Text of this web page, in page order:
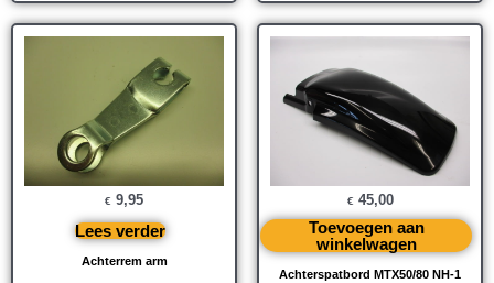
Achterrem arm
€ 9,95
Lees verder
Achterspatbord MTX50/80 NH-1
€ 45,00
Toevoegen aan
winkelwagen